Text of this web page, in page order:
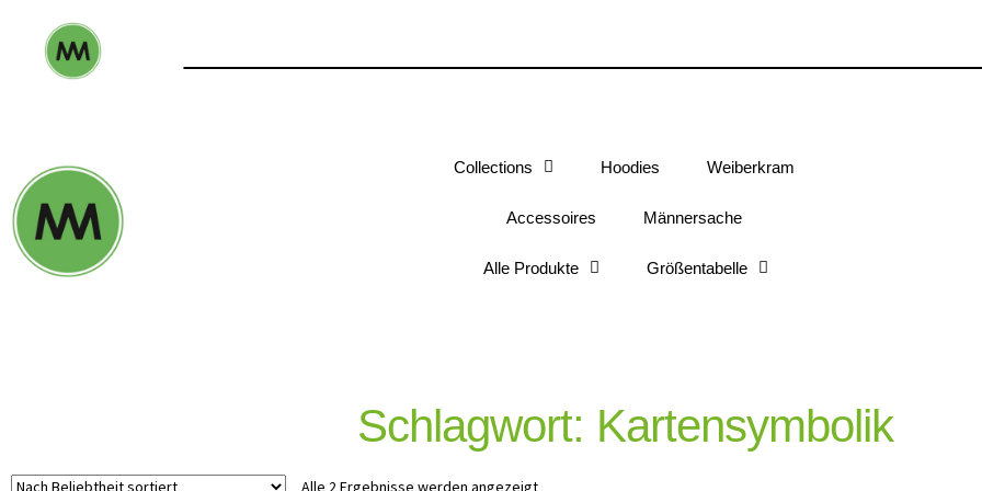
Collections Hoodies Weiberkram
Accessoires Männersache
Alle Produkte Größentabelle
Schlagwort: Kartensymbolik